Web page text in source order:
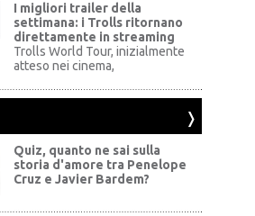
I migliori trailer della
settimana: i Trolls ritornano
direttamente in streaming
Trolls World Tour, inizialmente
atteso nei cinema,
Quiz, quanto ne sai sulla
storia d'amore tra Penelope
Cruz e Javier Bardem?